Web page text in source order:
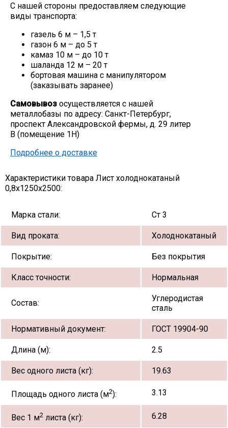
С нашей стороны предоставляем следующие
виды транспорта:
газель 6 м – 1,5 т
газон 6 м – до 5 т
камаз 10 м – до 10 т
шаланда 12 м – 20 т
бортовая машина с манипулятором
(заказывать заранее)
Самовывоз осуществляется с нашей
металлобазы по адресу: Санкт-Петербург,
проспект Александровской фермы, д. 29 литер
В (помещение 1Н)
Подробнее о доставке
Характеристики товара Лист холоднокатаный
0,8х1250х2500:
Марка стали: Ст 3
Вид проката: Холоднокатаный
Покрытие: Без покрытия
Класс точности: Нормальная
Состав:
Углеродистая
сталь
Нормативный документ: ГОСТ 19904-90
Длина (м): 2.5
Вес одного листа (кг): 19.63
Площадь одного листа (м2): 3.13
Вес 1 м2 листа (кг): 6.28